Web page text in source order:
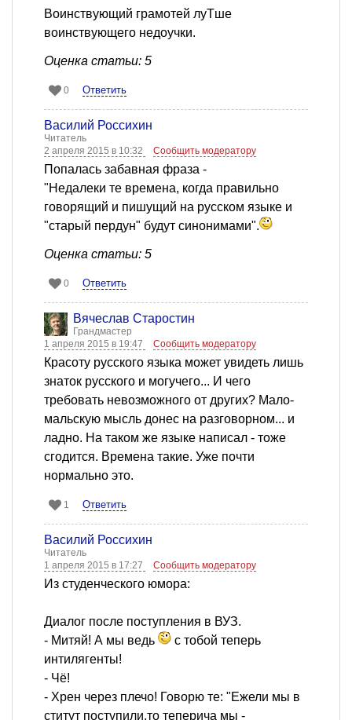
Воинствующий грамотей луТше
воинствующего недоучки.
Оценка статьи: 5
0 Ответить
Василий Россихин
Читатель
2 апреля 2015 в 10:32
Сообщить модератору
Попалась забавная фраза -
"Недалеки те времена, когда правильно
говорящий и пишущий на русском языке и
"старый пердун" будут синонимами".
Оценка статьи: 5
0 Ответить
Вячеслав Старостин
Грандмастер
1 апреля 2015 в 19:47
Сообщить модератору
Красоту русского языка может увидеть лишь
знаток русского и могучего... И чего
требовать невозможного от других? Мало-
мальскую мысль донес на разговорном... и
ладно. На таком же языке написал - тоже
сгодится. Времена такие. Уже почти
нормально это.
1 Ответить
Василий Россихин
Читатель
1 апреля 2015 в 17:27
Сообщить модератору
Из студенческого юмора:
Диалог после поступления в ВУЗ.
- Митяй! А мы ведь
с тобой теперь
интилягенты!
- Чё!
- Хрен через плечо! Говорю те: "Ежели мы в
ститут поступили,то теперича мы -